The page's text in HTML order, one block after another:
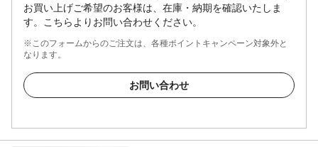
お買い上げご希望のお客様は、在庫・納期を確認いたしま
す。こちらよりお問い合わせください。
※このフォームからのご注文は、各種ポイントキャンペーン対象外と
なります。
お問い合わせ